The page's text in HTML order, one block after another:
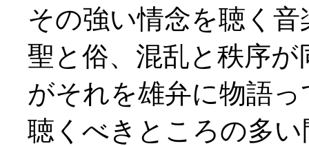
その強い情念を聴く
聖と俗、混乱と秩序
がそれを雄弁に物語
聴くべきところの多